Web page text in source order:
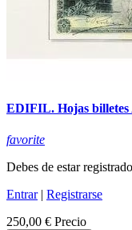
EDIFIL. Hojas
favorite
Debes de estar registrado
Entrar| Registrarse
250,00 € Precio